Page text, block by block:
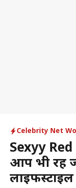
Celebrity Net
Sexyy
आप भी रह